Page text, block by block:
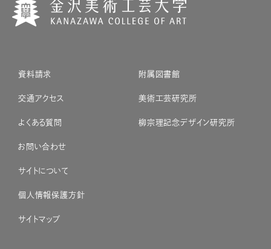
資料請求
交通アクセス
よくある質問
お問い合わせ
サイトについて
個人情報保護方針
サイトマップ
附属図書館
美術工芸研究所
柳宗理記念デザイン研究所